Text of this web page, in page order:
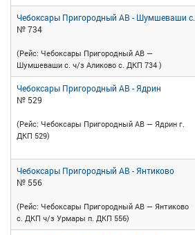
Чебоксары Пригородный АВ - Шумшеваши с.
№ 734
(Рейс: Чебоксары Пригородный АВ —
Шумшеваши с. ч/з Аликово с. ДКП 734 )
Чебоксары Пригородный АВ - Ядрин
№ 529
(Рейс: Чебоксары Пригородный АВ — Ядрин г.
ДКП 529)
Чебоксары Пригородный АВ - Янтиково
№ 556
(Рейс: Чебоксары Пригородный АВ — Янтиково
с. ДКП ч/з Урмары п. ДКП 556)